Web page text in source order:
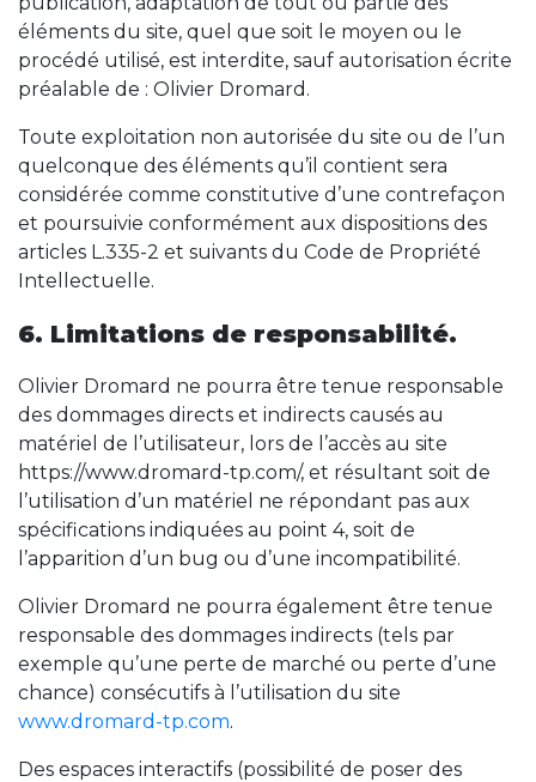
éléments du site, quel que soit le moyen ou le
procédé utilisé, est interdite, sauf autorisation écrite
préalable de : Olivier Dromard.
Toute exploitation non autorisée du site ou de l’un
quelconque des éléments qu’il contient sera
considérée comme constitutive d’une contrefaçon
et poursuivie conformément aux dispositions des
articles L.335-2 et suivants du Code de Propriété
Intellectuelle.
6. Limitations de responsabilité.
Olivier Dromard ne pourra être tenue responsable
des dommages directs et indirects causés au
matériel de l’utilisateur, lors de l’accès au site
https://www.dromard-tp.com/, et résultant soit de
l’utilisation d’un matériel ne répondant pas aux
spécifications indiquées au point 4, soit de
l’apparition d’un bug ou d’une incompatibilité.
Olivier Dromard ne pourra également être tenue
responsable des dommages indirects (tels par
exemple qu’une perte de marché ou perte d’une
chance) consécutifs à l’utilisation du site
www.dromard-tp.com.
Des espaces interactifs (possibilité de poser des